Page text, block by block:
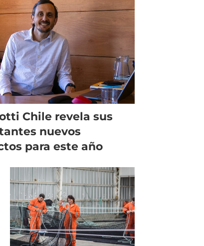
Chile revela sus
nuevos
para este año